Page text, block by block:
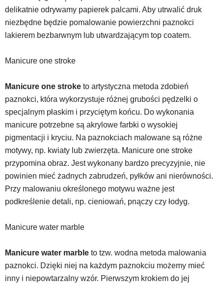
delikatnie odrywamy papierek palcami. Aby utrwalić druk
niezbędne będzie pomalowanie powierzchni paznokci
lakierem bezbarwnym lub utwardzającym top coatem.
Manicure one stroke
Manicure one stroke to artystyczna metoda zdobień
paznokci, która wykorzystuje różnej grubości pędzelki o
specjalnym płaskim i przyciętym końcu. Do wykonania
manicure potrzebne są akrylowe farbki o wysokiej
pigmentacji i kryciu. Na paznokciach malowane są różne
motywy, np. kwiaty lub zwierzęta. Manicure one stroke
przypomina obraz. Jest wykonany bardzo precyzyjnie, nie
powinien mieć żadnych zabrudzeń, pyłków ani nierówności.
Przy malowaniu określonego motywu ważne jest
podkreślenie detali, np. cieniowań, pnączy czy łodyg.
Manicure water marble
Manicure water marble to tzw. wodna metoda malowania
paznokci. Dzięki niej na każdym paznokciu możemy mieć
inny i niepowtarzalny wzór. Pierwszym krokiem do jej